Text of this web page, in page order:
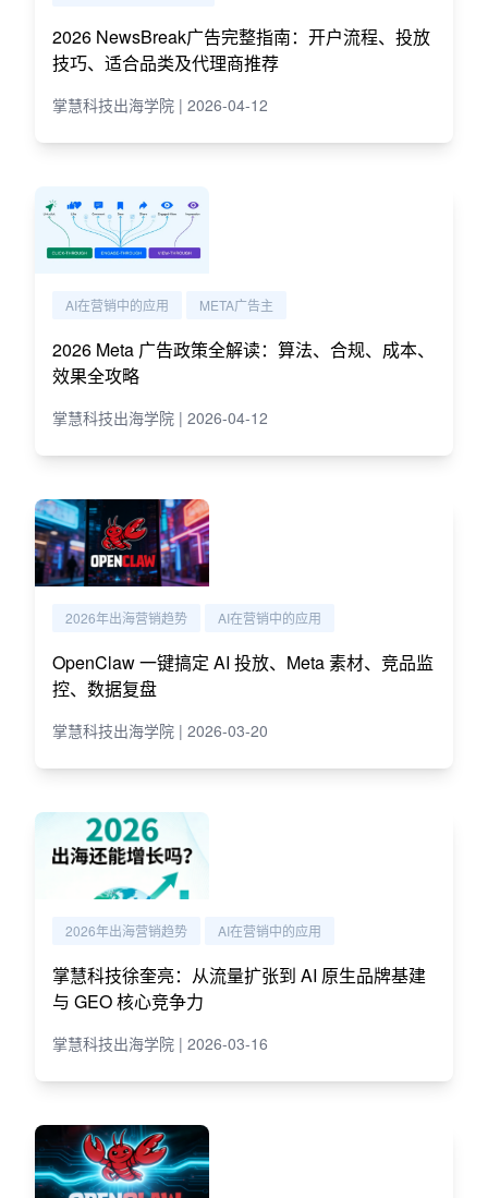
2026 NewsBreak广告完整指南：开户流程、投放
技巧、适合品类及代理商推荐
掌慧科技出海学院 | 2026-04-12
AI在营销中的应用 META广告主
2026 Meta 广告政策全解读：算法、合规、成本、
效果全攻略
掌慧科技出海学院 | 2026-04-12
2026年出海营销趋势 AI在营销中的应用
OpenClaw 一键搞定 AI 投放、Meta 素材、竞品监
控、数据复盘
掌慧科技出海学院 | 2026-03-20
2026年出海营销趋势 AI在营销中的应用
掌慧科技徐奎亮：从流量扩张到 AI 原生品牌基建
与 GEO 核心竞争力
掌慧科技出海学院 | 2026-03-16